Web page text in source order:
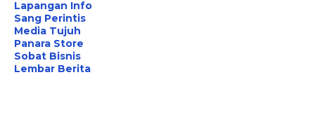
Lapangan Info
Sang Perintis
Media Tujuh
Panara Store
Sobat Bisnis
Lembar Berita